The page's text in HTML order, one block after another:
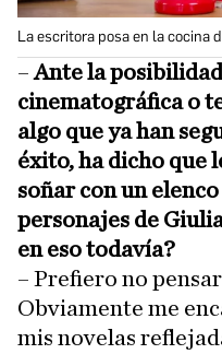
La escritora posa en la cocina
–Ante la
cinematográfica o
algo que ya han
éxito, ha dicho que
soñar con un
personajes de
en eso todavía?
– Prefiero no
Obviamente me
mis novelas